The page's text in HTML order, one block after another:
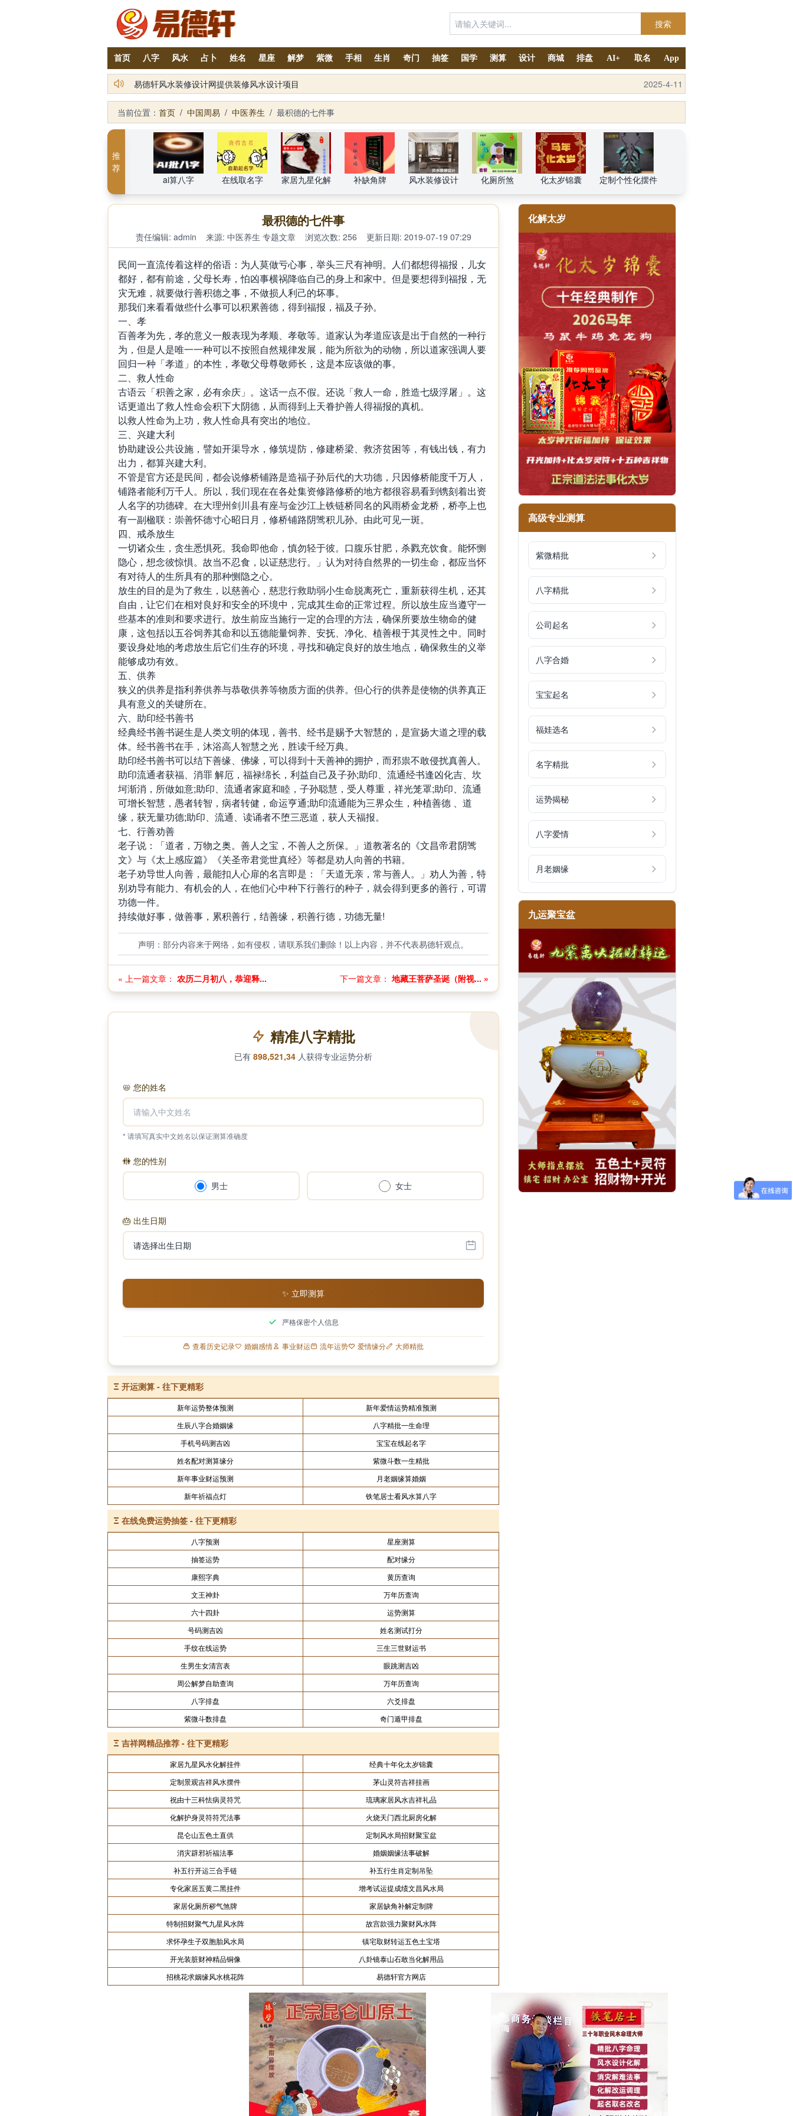
搜索
首页 八字 风水 占卜 姓名 星座 解梦 紫微 手相 生肖 奇门 抽签 国学 测算 设计 商城 排盘 AI+ 取名 App
易德轩风水装修设计网提供装修风水设计项目
2025-4-11
易德轩通告：本网站易德轩商标及LOGO注册声明
2025-7-6
当前位置： 首页 / 中国周易 / 中医养生 / 最积德的七件事
推
荐
ai算八字
在线取名字 家居九星化解 补缺角牌 风水装修设计 化厕所煞 化太岁锦囊 定制个性化摆件
最积德的七件事
责任编辑: admin 来源: 中医养生 专题文章 浏览次数: 256 更新日期: 2019-07-19 07:29
民间一直流传着这样的俗语：为人莫做亏心事，举头三尺有神明。人们都想得福报，儿女
都好，都有前途，父母长寿，怕凶事横祸降临自己的身上和家中。但是要想得到福报，无
灾无难，就要做行善积德之事，不做损人利己的坏事。
那我们来看看做些什么事可以积累善德，得到福报，福及子孙。
一、孝
百善孝为先，孝的意义一般表现为孝顺、孝敬等。道家认为孝道应该是出于自然的一种行
为，但是人是唯一一种可以不按照自然规律发展，能为所欲为的动物，所以道家强调人要
回归一种「孝道」的本性，孝敬父母尊敬师长，这是本应该做的事。
二、救人性命
古语云「积善之家，必有余庆」。这话一点不假。还说「救人一命，胜造七级浮屠」。这
话更道出了救人性命会积下大阴德，从而得到上天眷护善人得福报的真机。
以救人性命为上功，救人性命具有突出的地位。
三、兴建大利
协助建设公共设施，譬如开渠导水，修筑堤防，修建桥梁、救济贫困等，有钱出钱，有力
出力，都算兴建大利。
不管是官方还是民间，都会说修桥铺路是造福子孙后代的大功德，只因修桥能度千万人，
铺路者能利万千人。所以，我们现在在各处集资修路修桥的地方都很容易看到镌刻着出资
人名字的功德碑。在大理州剑川县有座与金沙江上铁链桥同名的风雨桥金龙桥，桥亭上也
有一副楹联：崇善怀德寸心昭日月，修桥铺路阴骘积儿孙。由此可见一斑。
四、戒杀放生
一切诸众生，贪生悉惧死。我命即他命，慎勿轻于彼。口腹乐甘肥，杀戮充饮食。能怀恻
隐心，想念彼惊惧。故当不忍食，以证慈悲行。」认为对待自然界的一切生命，都应当怀
有对待人的生所具有的那种恻隐之心。
放生的目的是为了救生，以慈善心，慈悲行救助弱小生命脱离死亡，重新获得生机，还其
自由，让它们在相对良好和安全的环境中，完成其生命的正常过程。所以放生应当遵守一
些基本的准则和要求进行。放生前应当施行一定的合理的方法，确保所要放生物命的健
康，这包括以五谷饲养其命和以五德能量饲养、安抚、净化、植善根于其灵性之中。同时
要设身处地的考虑放生后它们生存的环境，寻找和确定良好的放生地点，确保救生的义举
能够成功有效。
五、供养
狭义的供养是指利养供养与恭敬供养等物质方面的供养。但心行的供养是使物的供养真正
具有意义的关键所在。
六、助印经书善书
经典经书善书诞生是人类文明的体现，善书、经书是赐予大智慧的，是宣扬大道之理的载
体。经书善书在手，沐浴高人智慧之光，胜读千经万典。
助印经书善书可以结下善缘、佛缘，可以得到十天善神的拥护，而邪祟不敢侵扰真善人。
助印流通者获福、消罪 解厄，福禄绵长，利益自己及子孙;助印、流通经书逢凶化吉、坎
坷渐消，所做如意;助印、流通者家庭和睦，子孙聪慧，受人尊重，祥光笼罩;助印、流通
可增长智慧，愚者转智，病者转健，命运亨通;助印流通能为三界众生，种植善德 、道
缘，获无量功德;助印、流通、读诵者不堕三恶道，获人天福报。
七、行善劝善
老子说：「道者，万物之奥。善人之宝，不善人之所保。」道教著名的《文昌帝君阴骘
文》与《太上感应篇》《关圣帝君觉世真经》等都是劝人向善的书籍。
老子劝导世人向善，最能扣人心扉的名言即是：「天道无亲，常与善人。」劝人为善，特
别劝导有能力、有机会的人，在他们心中种下行善行的种子，就会得到更多的善行，可谓
功德一件。
持续做好事，做善事，累积善行，结善缘，积善行德，功德无量!
声明：部分内容来于网络，如有侵权，请联系我们删除！以上内容，并不代表易德轩观点。
« 上一篇文章： 农历二月初八，恭迎释... 下一篇文章： 地藏王菩萨圣诞（附视... »
精准八字精批
已有 898,521,34 人获得专业运势分析
📛 您的姓名
* 请填写真实中文姓名以保证测算准确度
🚻 您的性别
男士 女士
🎂 出生日期
✨ 立即测算
严格保密个人信息
查看历史记录 婚姻感情 事业财运 流年运势 爱情缘分 大师精批
Ξ 开运测算 - 往下更精彩
新年运势整体预测
新年爱情运势精准预测
生辰八字合婚姻缘
八字精批一生命理
手机号码测吉凶
宝宝在线起名字
姓名配对测算缘分
紫微斗数一生精批
新年事业财运预测
月老姻缘算婚姻
新年祈福点灯
铁笔居士看风水算八字
Ξ 在线免费运势抽签 - 往下更精彩
八字预测
星座测算
抽签运势
配对缘分
康熙字典
黄历查询
文王神卦
万年历查询
六十四卦
运势测算
号码测吉凶
姓名测试打分
手纹在线运势
三生三世财运书
生男生女清宫表
眼跳测吉凶
周公解梦自助查询
万年历查询
八字排盘
六爻排盘
紫微斗数排盘
奇门遁甲排盘
Ξ 吉祥网精品推荐 - 往下更精彩
家居九星风水化解挂件
经典十年化太岁锦囊
定制景观吉祥风水摆件
茅山灵符吉祥挂画
祝由十三科怯病灵符咒
琉璃家居风水吉祥礼品
化解护身灵符符咒法事
火烧天门西北厨房化解
昆仑山五色土直供
定制风水局招财聚宝盆
消灾辟邪祈福法事
婚姻姻缘法事破解
补五行开运三合手链
补五行生肖定制吊坠
专化家居五黄二黑挂件
增考试运提成绩文昌风水局
家居化厕所秽气煞牌
家居缺角补解定制牌
特制招财聚气九星风水阵
故宫款强力聚财风水阵
求怀孕生子双胞胎风水局
镇宅取财转运五色土宝塔
开光装脏财神精品铜像
八卦镜泰山石敢当化解用品
招桃花求姻缘风水桃花阵
易德轩官方网店
化解太岁
高级专业测算
紫微精批
八字精批
公司起名
八字合婚
宝宝起名
福娃选名
名字精批
运势揭秘
八字爱情
月老姻缘
九运聚宝盆